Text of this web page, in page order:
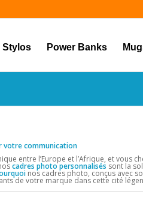
Stylos Power Banks
votre communication
entre l’Europe et l’Afrique, et vous
cadres photo personnalisés sont la
nos cadres photo, conçus avec
de votre marque dans cette cité